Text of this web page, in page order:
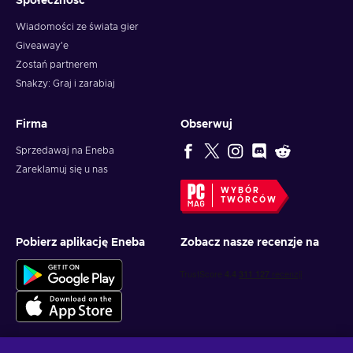
Wiadomości ze świata gier
Giveaway'e
Zostań partnerem
Snakzy: Graj i zarabiaj
Firma
Sprzedawaj na Eneba
Zareklamuj się u nas
Obserwuj
WYBÓR
TWÓRCÓW
Pobierz aplikację Eneba Zobacz nasze recenzje na